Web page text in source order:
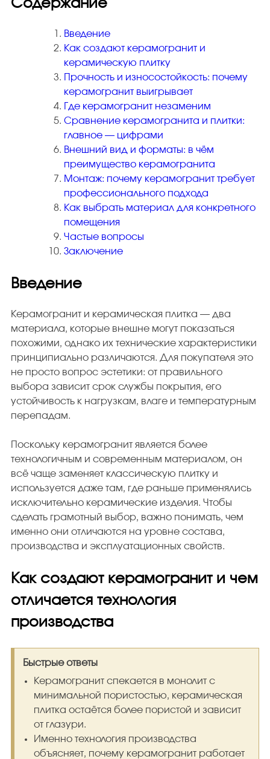
Содержание
Введение
Как создают керамогранит и
керамическую плитку
Прочность и износостойкость: почему
керамогранит выигрывает
Где керамогранит незаменим
Сравнение керамогранита и плитки:
главное — цифрами
Внешний вид и форматы: в чём
преимущество керамогранита
Монтаж: почему керамогранит требует
профессионального подхода
Как выбрать материал для конкретного
помещения
Частые вопросы
Заключение
Введение
Керамогранит и керамическая плитка — два
материала, которые внешне могут показаться
похожими, однако их технические характеристики
принципиально различаются. Для покупателя это
не просто вопрос эстетики: от правильного
выбора зависит срок службы покрытия, его
устойчивость к нагрузкам, влаге и температурным
перепадам.
Поскольку керамогранит является более
технологичным и современным материалом, он
всё чаще заменяет классическую плитку и
используется даже там, где раньше применялись
исключительно керамические изделия. Чтобы
сделать грамотный выбор, важно понимать, чем
именно они отличаются на уровне состава,
производства и эксплуатационных свойств.
Как создают керамогранит и чем
отличается технология
производства
Быстрые ответы
Керамогранит спекается в монолит с
минимальной пористостью, керамическая
плитка остаётся более пористой и зависит
от глазури.
Именно технология производства
объясняет, почему керамогранит работает
Керамогранит под Дерево
Белый керамогранит
Черно-белый керамогранит
Бежевый керамогранит
Керамогранит коричневый
Серый керамогранит
Керамогранит для ванной
Керамогранит для фасада
Керамогранит для пола
Керамогранит для кухни
Керамогранит для стен
Керамическая плитка
Плитка керамическая матовая